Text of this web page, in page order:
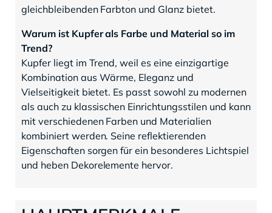
gleichbleibenden Farbton und Glanz bietet.
Warum ist Kupfer als Farbe und Material so im
Trend?
Kupfer liegt im Trend, weil es eine einzigartige
Kombination aus Wärme, Eleganz und
Vielseitigkeit bietet. Es passt sowohl zu modernen
als auch zu klassischen Einrichtungsstilen und kann
mit verschiedenen Farben und Materialien
kombiniert werden. Seine reflektierenden
Eigenschaften sorgen für ein besonderes Lichtspiel
und heben Dekorelemente hervor.